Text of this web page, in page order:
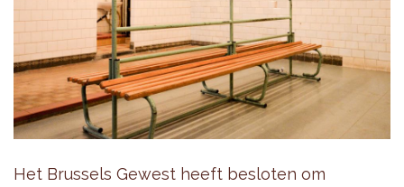
Het Brussels Gewest heeft besloten om